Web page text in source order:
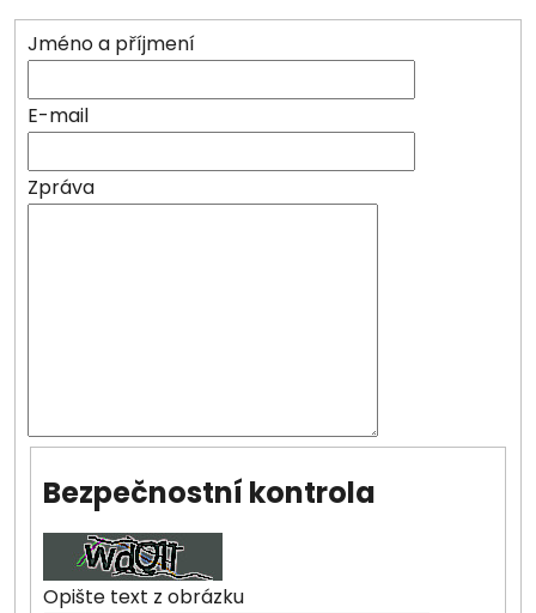
Jméno a příjmení
E-mail
Zpráva
Bezpečnostní kontrola
Opište text z obrázku